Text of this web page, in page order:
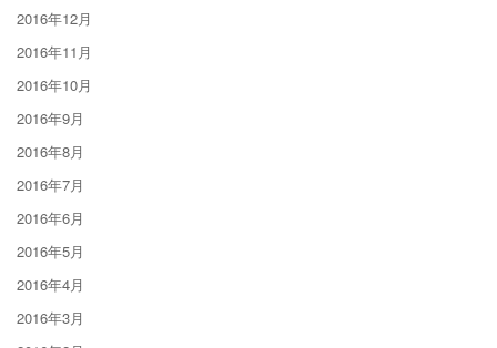
2016年12月
2016年11月
2016年10月
2016年9月
2016年8月
2016年7月
2016年6月
2016年5月
2016年4月
2016年3月